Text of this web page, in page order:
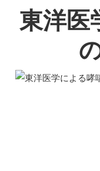
東洋医